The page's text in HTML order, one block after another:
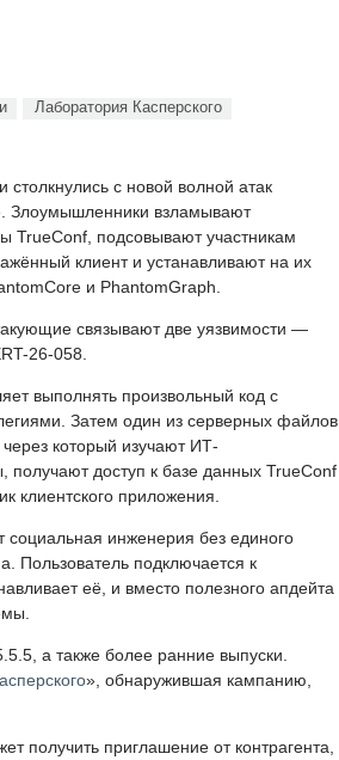
Лаборатория Касперского
столкнулись с новой волной атак
Злоумышленники взламывают
TrueConf, подсовывают участникам
клиент и устанавливают на их
и PhantomGraph.
связывают две уязвимости —
26-058.
выполнять произвольный код с
Затем один из серверных файлов
который изучают ИТ-
получают доступ к базе данных TrueConf
клиентского приложения.
социальная инженерия без единого
Пользователь подключается к
её, и вместо полезного апдейта
а также более ранние выпуски.
», обнаружившая кампанию,
получить приглашение от контрагента,